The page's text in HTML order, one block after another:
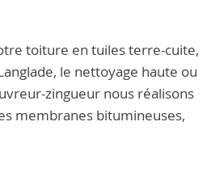
toiture en tuiles terre-cuite,
le nettoyage haute ou
zingueur nous réalisons
membranes bitumineuses,